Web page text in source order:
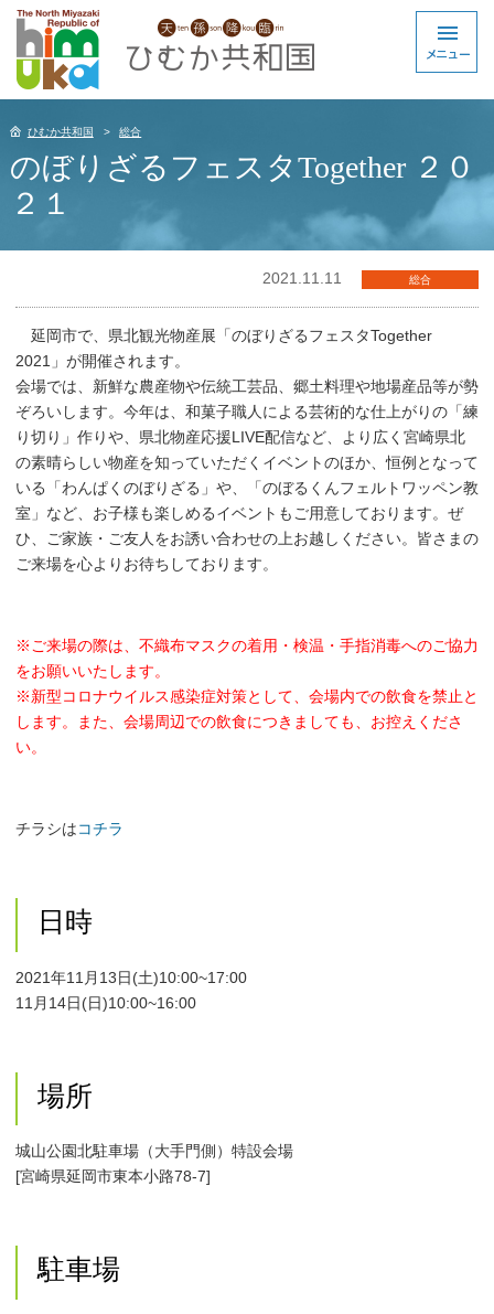
ひむか共和国 総合
のぼりざるフェスタTogether ２０
２１
2021.11.11 総合
延岡市で、県北観光物産展「のぼりざるフェスタTogether
2021」が開催されます。
会場では、新鮮な農産物や伝統工芸品、郷土料理や地場産品等が勢
ぞろいします。今年は、和菓子職人による芸術的な仕上がりの「練
り切り」作りや、県北物産応援LIVE配信など、より広く宮崎県北
の素晴らしい物産を知っていただくイベントのほか、恒例となって
いる「わんぱくのぼりざる」や、「のぼるくんフェルトワッペン教
室」など、お子様も楽しめるイベントもご用意しております。ぜ
ひ、ご家族・ご友人をお誘い合わせの上お越しください。皆さまの
ご来場を心よりお待ちしております。
※ご来場の際は、不織布マスクの着用・検温・手指消毒へのご協力
をお願いいたします。
※新型コロナウイルス感染症対策として、会場内での飲食を禁止と
します。また、会場周辺での飲食につきましても、お控えくださ
い。
チラシはコチラ
日時
2021年11月13日(土)10:00~17:00
11月14日(日)10:00~16:00
場所
城山公園北駐車場（大手門側）特設会場
[宮崎県延岡市東本小路78-7]
駐車場